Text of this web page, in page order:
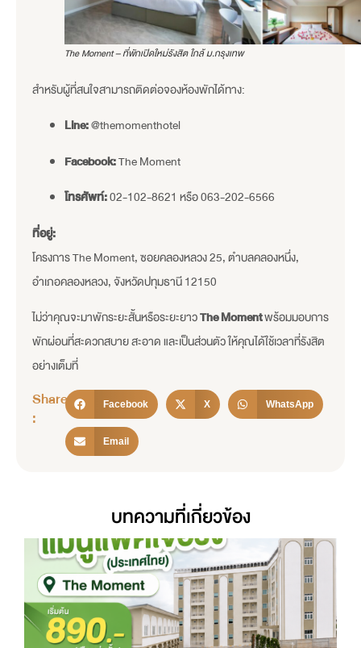
The Moment – ที่พักเปิดใหม่รังสิต ใกล้ ม.กรุงเทพ
สำหรับผู้ที่สนใจสามารถติดต่อจองห้องพักได้ทาง:
Line:@themomenthotel
Facebook:The Moment
โทรศัพท์:02-102-8621 หรือ 063-202-6566
ที่อยู่:
โครงการ The Moment, ซอยคลองหลวง 25, ตำบลคลองหนึ่ง,
อำเภอคลองหลวง, จังหวัดปทุมธานี 12150
ไม่ว่าคุณจะมาพักระยะสั้นหรือระยะยาวThe Momentพร้อมมอบการ
พักผ่อนที่สะดวกสบาย สะอาด และเป็นส่วนตัว ให้คุณได้ใช้เวลาที่รังสิต
อย่างเต็มที่
Share
:
Facebook X WhatsApp
Email
บทความที่เกี่ยวข้อง